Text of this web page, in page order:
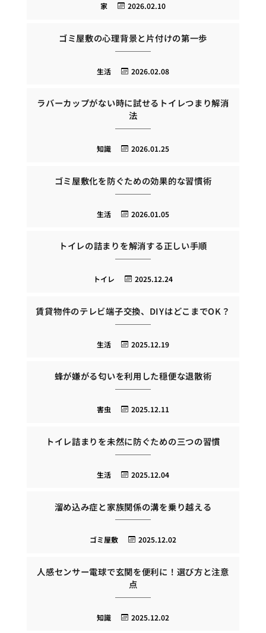
2026.02.10
家
ゴミ屋敷の心理背景と片付けの第一歩
2026.02.08
生活
ラバーカップがない時に試せるトイレつまり解消
法
2026.01.25
知識
ゴミ屋敷化を防ぐための効果的な習慣術
2026.01.05
生活
トイレの詰まりを解消する正しい手順
2025.12.24
トイレ
賃貸物件のテレビ端子交換、DIYはどこまでOK？
2025.12.19
生活
蜂が嫌がる匂いを利用した穏便な退散術
2025.12.11
害虫
トイレ詰まりを未然に防ぐための三つの習慣
2025.12.04
生活
溜め込み症と家族関係の溝を乗り越える
2025.12.02
ゴミ屋敷
人感センサー電球で玄関を便利に！選び方と注意
点
2025.12.02
知識